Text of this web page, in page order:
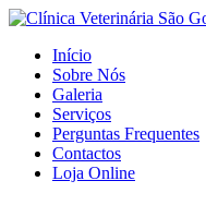
Início
Sobre Nós
Galeria
Serviços
Perguntas Frequentes
Contactos
Loja Online